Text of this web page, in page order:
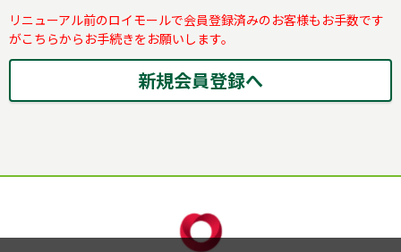
リニューアル前のロイモールで会員登録済みのお客様もお手数です
がこちらからお手続きをお願いします。